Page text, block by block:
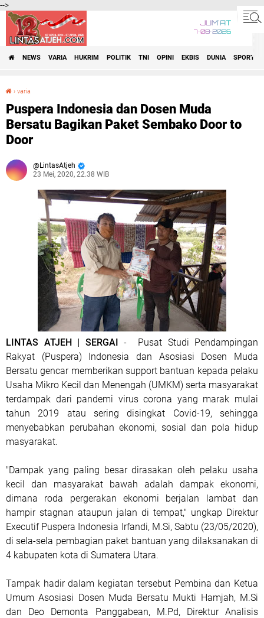
-->
JUM'AT
7•08•2026
NEWS VARIA HUKRIM POLITIK TNI OPINI EKBIS DUNIA SPORT
› varia
Puspera Indonesia dan Dosen Muda
Bersatu Bagikan Paket Sembako Door to
Door
LintasAtjeh
23 Mei, 2020, 22.38 WIB
LINTAS ATJEH | SERGAI - Pusat Studi Pendampingan
Rakyat (Puspera) Indonesia dan Asosiasi Dosen Muda
Bersatu gencar memberikan support bantuan kepada pelaku
Usaha Mikro Kecil dan Menengah (UMKM) serta masyarakat
terdampak dari pandemi virus corona yang marak mulai
tahun 2019 atau sering disingkat Covid-19, sehingga
menyebabkan perubahan ekonomi, sosial dan pola hidup
masyarakat.
"Dampak yang paling besar dirasakan oleh pelaku usaha
kecil dan masyarakat bawah adalah dampak ekonomi,
dimana roda pergerakan ekonomi berjalan lambat dan
hampir stagnan ataupun jalan di tempat," ungkap Direktur
Executif Puspera Indonesia Irfandi, M.Si, Sabtu (23/05/2020),
di sela-sela pembagian paket bantuan yang dilaksanakan di
4 kabupaten kota di Sumatera Utara.
Tampak hadir dalam kegiatan tersebut Pembina dan Ketua
Umum Asosiasi Dosen Muda Bersatu Mukti Hamjah, M.Si
dan Deo Demonta Panggabean, M.Pd, Direktur Analisis